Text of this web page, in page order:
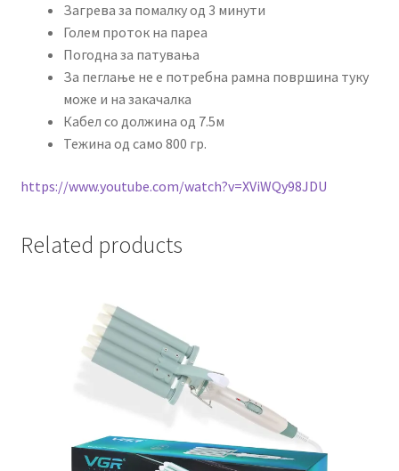
Загрева за помалку од 3 минути
Голем проток на пареа
Погодна за патувања
За пеглање не е потребна рамна површина туку
може и на закачалка
Кабел со должина од 7.5м
Тежина од само 800 гр.
https://www.youtube.com/watch?v=XViWQy98JDU
Related products